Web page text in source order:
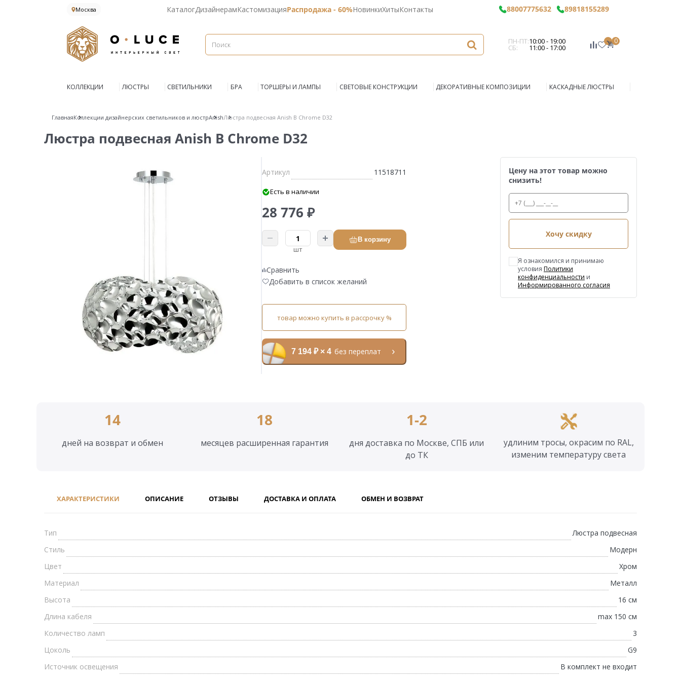
Москва КаталогДизайнерамКастомизацияРаспродажа - 60%НовинкиХитыКонтакты 88007775632 89818155289
ПН-ПТ:10:00 - 19:00
СБ: 11:00 - 17:00
0
КОЛЛЕКЦИИ ЛЮСТРЫ СВЕТИЛЬНИКИ БРА ТОРШЕРЫ И ЛАМПЫ СВЕТОВЫЕ КОНСТРУКЦИИ ДЕКОРАТИВНЫЕ КОМПОЗИЦИИ КАСКАДНЫЕ ЛЮСТРЫ
ГлавнаяКоллекции дизайнерских светильников и люстрAnishЛюстра подвесная Anish B Chrome D32
Люстра подвесная Anish B Chrome D32
Артикул 11518711
Есть в наличии
28 776 ₽
шт
В корзину
Сравнить
Добавить в список желаний
товар можно купить в рассрочку %
7 194 ₽ × 4 без переплат
Цену на этот товар можно
снизить!
Хочу скидку
Я ознакомился и принимаю
условия Политики
конфиденциальности и
Информированного согласия
14
дней на возврат и обмен
18
месяцев расширенная гарантия
1-2
дня доставка по Москве, СПБ или
до ТК
удлиним тросы, окрасим по RAL,
изменим температуру света
ХАРАКТЕРИСТИКИ ОПИСАНИЕ ОТЗЫВЫ ДОСТАВКА И ОПЛАТА ОБМЕН И ВОЗВРАТ
Тип
Люстра подвесная
Стиль
Модерн
Цвет
Хром
Материал
Металл
Высота
16 см
Длина кабеля
max 150 см
Количество ламп
3
Цоколь
G9
Источник освещения
В комплект не входит